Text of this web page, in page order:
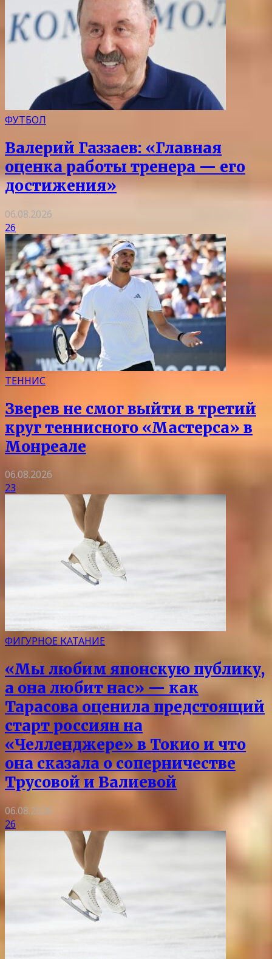
ФУТБОЛ
Валерий Газзаев: «Главная
оценка работы тренера — его
достижения»
06.08.2026
26
ТЕННИС
Зверев не смог выйти в третий
круг теннисного «Мастерса» в
Монреале
06.08.2026
23
ФИГУРНОЕ КАТАНИЕ
«Мы любим японскую публику,
а она любит нас» — как
Тарасова оценила предстоящий
старт россиян на
«Челленджере» в Токио и что
она сказала о соперничестве
Трусовой и Валиевой
06.08.2026
26